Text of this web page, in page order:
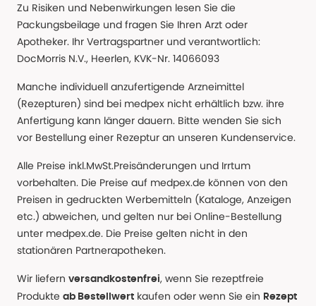
Zu Risiken und Nebenwirkungen lesen Sie die
Packungsbeilage und fragen Sie Ihren Arzt oder
Apotheker. Ihr Vertragspartner und verantwortlich:
DocMorris N.V., Heerlen, KVK-Nr. 14066093
Manche individuell anzufertigende Arzneimittel
(Rezepturen) sind bei medpex nicht erhältlich bzw. ihre
Anfertigung kann länger dauern. Bitte wenden Sie sich
vor Bestellung einer Rezeptur an unseren Kundenservice.
Alle Preise inkl.MwSt.Preisänderungen und Irrtum
vorbehalten. Die Preise auf medpex.de können von den
Preisen in gedruckten Werbemitteln (Kataloge, Anzeigen
etc.) abweichen, und gelten nur bei Online-Bestellung
unter medpex.de. Die Preise gelten nicht in den
stationären Partnerapotheken.
Wir liefern versandkostenfrei, wenn Sie rezeptfreie
Produkte ab Bestellwert kaufen oder wenn Sie ein Rezept